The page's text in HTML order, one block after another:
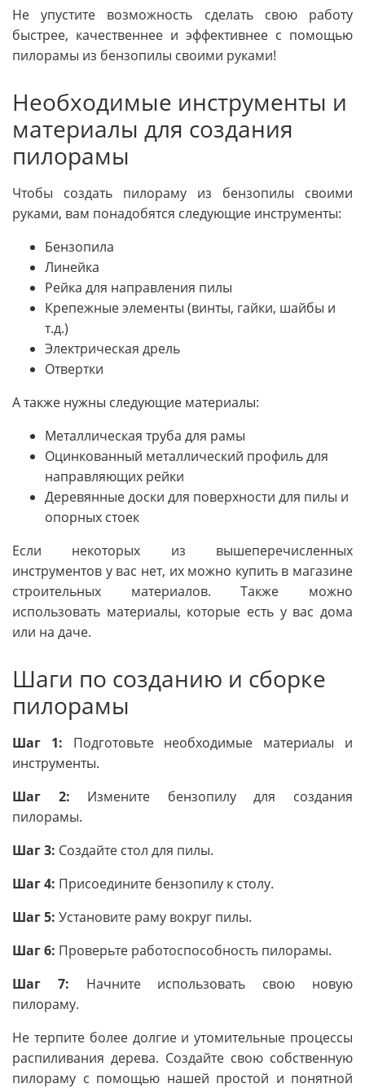
Не упустите возможность сделать свою работу
быстрее, качественнее и эффективнее с помощью
пилорамы из бензопилы своими руками!
Необходимые инструменты и
материалы для создания
пилорамы
Чтобы создать пилораму из бензопилы своими
руками, вам понадобятся следующие инструменты:
Бензопила
Линейка
Рейка для направления пилы
Крепежные элементы (винты, гайки, шайбы и
т.д.)
Электрическая дрель
Отвертки
А также нужны следующие материалы:
Металлическая труба для рамы
Оцинкованный металлический профиль для
направляющих рейки
Деревянные доски для поверхности для пилы и
опорных стоек
Если некоторых из вышеперечисленных
инструментов у вас нет, их можно купить в магазине
строительных материалов. Также можно
использовать материалы, которые есть у вас дома
или на даче.
Шаги по созданию и сборке
пилорамы
Шаг 1: Подготовьте необходимые материалы и
инструменты.
Шаг 2: Измените бензопилу для создания
пилорамы.
Шаг 3: Создайте стол для пилы.
Шаг 4: Присоедините бензопилу к столу.
Шаг 5: Установите раму вокруг пилы.
Шаг 6: Проверьте работоспособность пилорамы.
Шаг 7: Начните использовать свою новую
пилораму.
Не терпите более долгие и утомительные процессы
распиливания дерева. Создайте свою собственную
пилораму с помощью нашей простой и понятной